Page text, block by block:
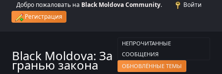
Добро пожаловать на Black Moldova Community.
Войти
Регистрация
Black Moldova: За
гранью закона
НЕПРОЧИТАННЫЕ
СООБЩЕНИЯ
ОБНОВЛЁННЫЕ ТЕМЫ